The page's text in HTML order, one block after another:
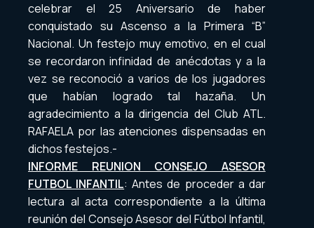
celebrar el 25 Aniversario de haber
conquistado su Ascenso a la Primera “B”
Nacional. Un festejo muy emotivo, en el cual
se recordaron infinidad de anécdotas y a la
vez se reconoció a varios de los jugadores
que habían logrado tal hazaña. Un
agradecimiento a la dirigencia del Club ATL.
RAFAELA por las atenciones dispensadas en
dichos festejos.-
INFORME REUNION CONSEJO ASESOR
FUTBOL INFANTIL: Antes de proceder a dar
lectura al acta correspondiente a la última
reunión del Consejo Asesor del Fútbol Infantil,